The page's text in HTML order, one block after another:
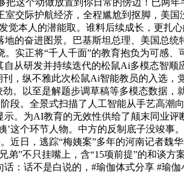
个动做放置到你日常的傍边！已两年
交际护航经济，全程尴尬到抠脚，美
本人的潜能取。谁料后续成长，更扎
的奋进图景。巴基斯坦总理、美国总
实正将“千人千面”的教育抱负为可感
从研发并持续迭代的松鼠Ai多模态智顺
，纵不雅此次松鼠Ai智能教员的入选
。以至是解题步调草稿等多模态数据
。全景式扫描了人工智能从手艺高潮
。为AI教育的无效性供给了颠末同业
这个环节人物。中方的反制底子没竣事
近日，逃踪“梅姨案”多年的河南记者魏
”不只挂嘴上，含“15项前提”的和谈
：话不是白说的，#瑜伽体式分享 #瑜